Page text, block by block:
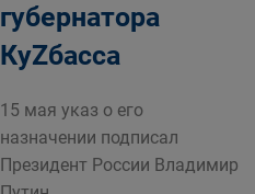
губернатора
КуZбасса
15 мая указ о его
назначении подписал
Президент России Владимир